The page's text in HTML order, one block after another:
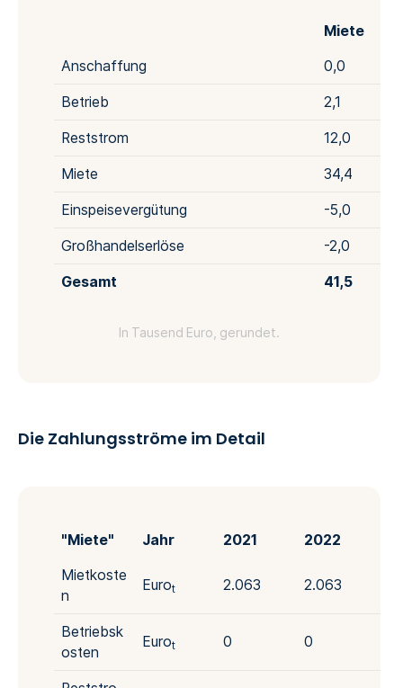
Miete
Anschaffung 0,0
Betrieb 2,1
Reststrom 12,0
Miete 34,4
Einspeisevergütung -5,0
Großhandelserlöse -2,0
Gesamt 41,5
In Tausend Euro, gerundet.
Die Zahlungsströme im Detail
"Miete" Jahr 2021 2022
Mietkoste
n
Eurot 2.063 2.063
Betriebsk
osten
Eurot 0 0